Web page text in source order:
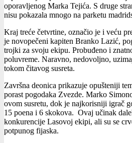
oporavljenog Marka Tejića. S druge
nisu pokazala mnogo na parketu
Kraj treće četvrtine, označio je i veću
je novopečeni kapiten Branko Lazić,
trojki za svoju ekipu. Probuđeno i
poluvreme. Naravno, nedovoljno,
tokom čitavog susreta.
Završna deonica prikazuje opušteniji
porast pogodaka Zvezde. Marko
ovom susretu, dok je najkorisniji igrač
15 poena i 6 skokova. Ovaj učinak
konkurencije Lasovoj ekipi, ali su se
potpunog fijaska.